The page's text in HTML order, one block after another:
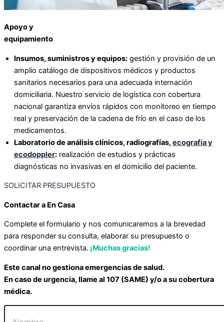
Apoyo y
equipamiento
Insumos, suministros y equipos: gestión y provisión de un
amplio catálogo de dispositivos médicos y productos
sanitarios necesarios para una adecuada internación
domiciliaria. Nuestro servicio de logística con cobertura
nacional garantiza envíos rápidos con monitoreo en tiempo
real y preservación de la cadena de frío en el caso de los
medicamentos.
Laboratorio de análisis clínicos, radiografías,ecografía y
ecodoppler: realización de estudios y prácticas
diagnósticas no invasivas en el domicilio del paciente.
SOLICITAR PRESUPUESTO
Contactara En Casa
Complete el formulario y nos comunicaremos a la brevedad
para responder su consulta, elaborar su presupuesto o
coordinar una entrevista. ¡Muchas gracias!
Este canal no gestiona emergencias de salud.
En caso de urgencia, llame al 107 (SAME) y/o a su cobertura
médica.